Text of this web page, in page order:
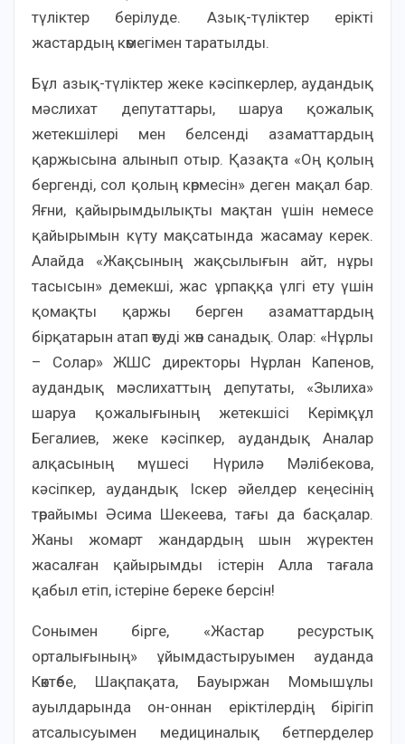
түліктер берілуде. Азық-түліктер ерікті
жастардың көмегімен таратылды.
Бұл азық-түліктер жеке кәсіпкерлер, аудандық
мәслихат депутаттары, шаруа қожалық
жетекшілері мен белсенді азаматтардың
қаржысына алынып отыр. Қазақта «Оң қолың
бергенді, сол қолың көрмесін» деген мақал бар.
Яғни, қайырымдылықты мақтан үшін немесе
қайырымын күту мақсатында жасамау керек.
Алайда «Жақсының жақсылығын айт, нұры
тасысын» демекші, жас ұрпаққа үлгі ету үшін
қомақты қаржы берген азаматтардың
бірқатарын атап өтуді жөн санадық. Олар: «Нұрлы
– Солар» ЖШС директоры Нұрлан Капенов,
аудандық мәслихаттың депутаты, «Зылиха»
шаруа қожалығының жетекшісі Керімқұл
Бегалиев, жеке кәсіпкер, аудандық Аналар
алқасының мүшесі Нүрилә Мәлібекова,
кәсіпкер, аудандық Іскер әйелдер кеңесінің
төрайымы Әсима Шекеева, тағы да басқалар.
Жаны жомарт жандардың шын жүректен
жасалған қайырымды істерін Алла тағала
қабыл етіп, істеріне береке берсін!
Сонымен бірге, «Жастар ресурстық
орталығының» ұйымдастыруымен ауданда
Көктөбе, Шақпақата, Бауыржан Момышұлы
ауылдарында он-оннан еріктілердің бірігіп
атсалысуымен медициналық бетперделер